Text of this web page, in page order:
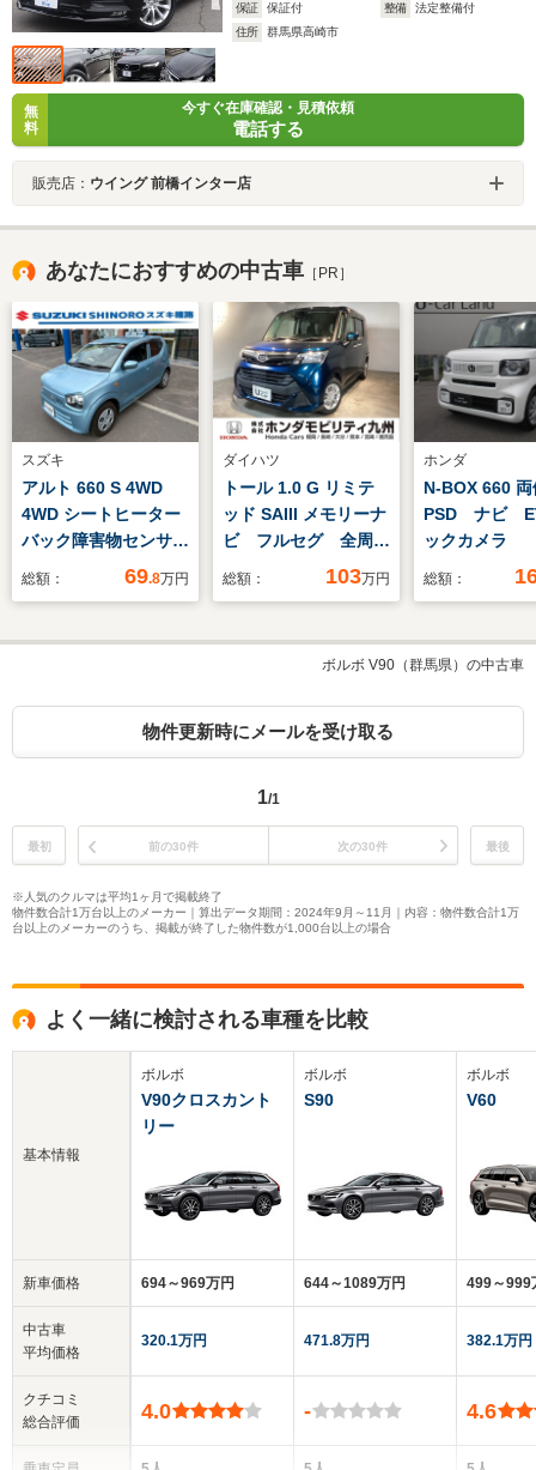
保証
保証付 整備
法定整備付
住所
群馬県高崎市
無
料
今すぐ在庫確認・見積依頼
電話する
販売店： ウイング 前橋インター店
あなたにおすすめの中古車 ［PR］
スズキ
アルト 660 S 4WD
4WD シートヒーター
バック障害物センサー
衝突軽減ブレーキ 横
報システム
総額： 69.8万円
ダイハツ
トール 1.0 G リミテ
ッド SAIII メモリーナ
ビ フルセグ 全周囲
総額： 103万円
ホンダ
N-BOX 660 両
PSD ナビ
ックカメラ
総額：
ボルボ V90（群馬県）の中古車
物件更新時にメールを受け取る
1/1
最初 前の30件 次の30件 最後
※人気のクルマは平均1ヶ月で掲載終了
物件数合計1万台以上のメーカー｜算出データ期間：2024年9月～11月｜内容：物件数合計1万
台以上のメーカーのうち、掲載が終了した物件数が1,000台以上の場合
よく一緒に検討される車種を比較
基本情報
新車価格
中古車
平均価格
クチコミ
総合評価
ボルボ
V90クロスカント
リー
694～969万円
320.1万円
4.0
ボルボ
S90
644～1089万円
471.8万円
-
ボルボ
V60
499～999
382.1万円
4.6